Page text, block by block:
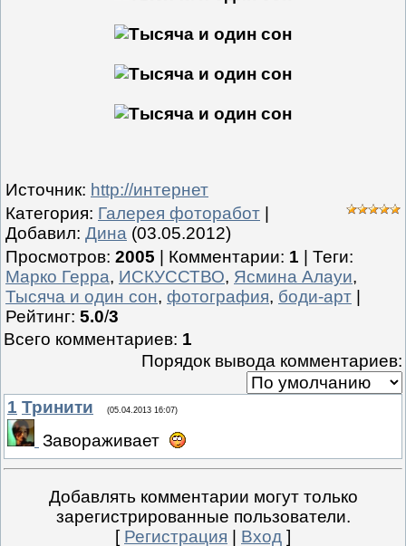
Источник: http://интернет
Категория: Галерея фоторабот
Добавил: Дина (03.05.2012)
Просмотров: 2005 Комментарии: 1 Теги:
Марко Герра, ИСКУССТВО, Ясмина Алауи,
Тысяча и один сон, фотография, боди-арт
Рейтинг: 5.0/3
Всего комментариев: 1
Порядок вывода комментариев:
1 Тринити (05.04.2013 16:07)
Завораживает
Добавлять комментарии могут только
зарегистрированные пользователи.
[ Регистрация Вход ]